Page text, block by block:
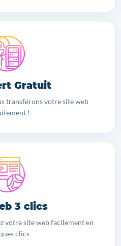
Gratuit
transférons votre site web
!
3 clics
votre site web facilement en
clics